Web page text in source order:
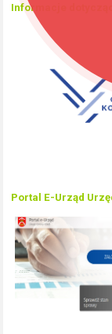
Informacje
Portal E-Urząd